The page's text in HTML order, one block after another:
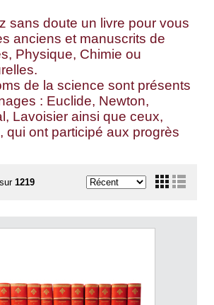
sans doute un livre pour vous
anciens et manuscrits de
Physique, Chimie ou
de la science sont présents
: Euclide, Newton,
Lavoisier ainsi que ceux,
qui ont participé aux progrès
1219